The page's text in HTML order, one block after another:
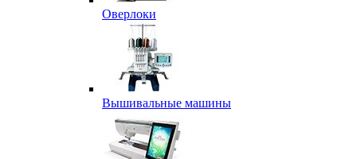
Оверлоки
Вышивальные машины